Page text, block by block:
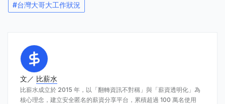
#台灣大哥大工作狀況
文／ 比薪水
比薪水成立於 2015 年，以「翻轉資訊不對稱」與「薪資透明化」為
核心理念，建立安全匿名的薪資分享平台，累積超過 100 萬名使用